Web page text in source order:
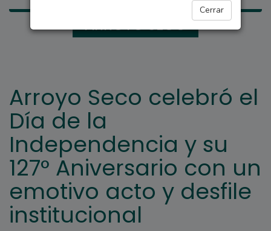
Cerrar
ARROYO SECO
Arroyo Seco celebró el
Día de la
Independencia y su
127° Aniversario con un
emotivo acto y desfile
institucional